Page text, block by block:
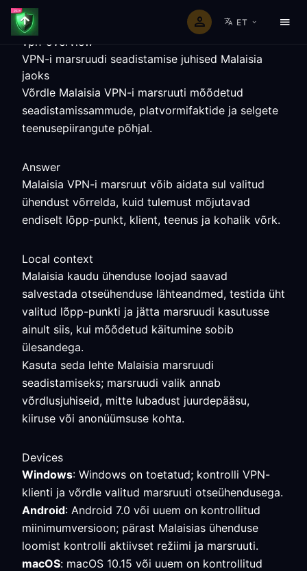
ET
vpn-overview
VPN-i marsruudi seadistamise juhised Malaisia
jaoks
Võrdle Malaisia VPN-i marsruuti mõõdetud
seadistamissammude, platvormifaktide ja selgete
teenusepiirangute põhjal.
Answer
Malaisia VPN-i marsruut võib aidata sul valitud
ühendust võrrelda, kuid tulemust mõjutavad
endiselt lõpp-punkt, klient, teenus ja kohalik võrk.
Local context
Malaisia kaudu ühenduse loojad saavad
salvestada otseühenduse lähteandmed, testida üht
valitud lõpp-punkti ja jätta marsruudi kasutusse
ainult siis, kui mõõdetud käitumine sobib
ülesandega.
Kasuta seda lehte Malaisia marsruudi
seadistamiseks; marsruudi valik annab
võrdlusjuhiseid, mitte lubadust juurdepääsu,
kiiruse või anonüümsuse kohta.
Devices
Windows: Windows on toetatud; kontrolli VPN-
klienti ja võrdle valitud marsruuti otseühendusega.
Android: Android 7.0 või uuem on kontrollitud
miinimumversioon; pärast Malaisias ühenduse
loomist kontrolli aktiivset režiimi ja marsruuti.
macOS: macOS 10.15 või uuem on kontrollitud